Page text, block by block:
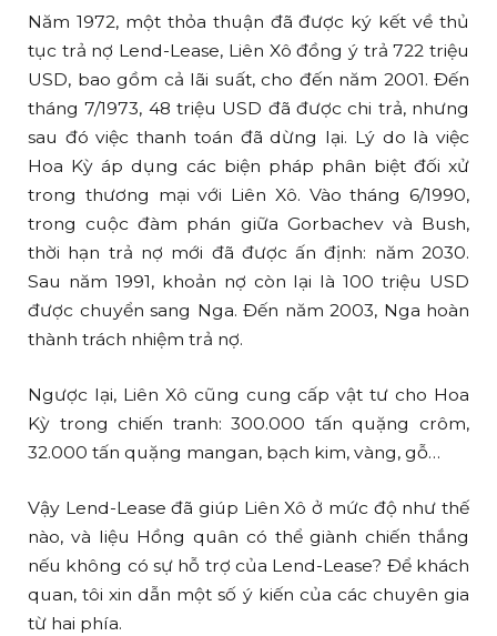
Năm 1972, một thỏa thuận đã được ký kết về thủ
tục trả nợ Lend-Lease, Liên Xô đồng ý trả 722 triệu
USD, bao gồm cả lãi suất, cho đến năm 2001. Đến
tháng 7/1973, 48 triệu USD đã được chi trả, nhưng
sau đó việc thanh toán đã dừng lại. Lý do là việc
Hoa Kỳ áp dụng các biện pháp phân biệt đối xử
trong thương mại với Liên Xô. Vào tháng 6/1990,
trong cuộc đàm phán giữa Gorbachev và Bush,
thời hạn trả nợ mới đã được ấn định: năm 2030.
Sau năm 1991, khoản nợ còn lại là 100 triệu USD
được chuyển sang Nga. Đến năm 2003, Nga hoàn
thành trách nhiệm trả nợ.
Ngược lại, Liên Xô cũng cung cấp vật tư cho Hoa
Kỳ trong chiến tranh: 300.000 tấn quặng crôm,
32.000 tấn quặng mangan, bạch kim, vàng, gỗ…
Vậy Lend-Lease đã giúp Liên Xô ở mức độ như thế
nào, và liệu Hồng quân có thể giành chiến thắng
nếu không có sự hỗ trợ của Lend-Lease? Để khách
quan, tôi xin dẫn một số ý kiến của các chuyên gia
từ hai phía.